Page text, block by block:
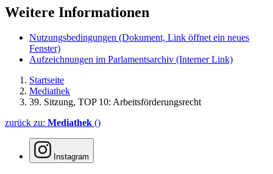
Weitere Informationen
Nutzungsbedingungen (Dokument, Link öffnet ein neues
Fenster)
Aufzeichnungen im Parlamentsarchiv (Interner Link)
Startseite
Mediathek
39. Sitzung, TOP 10: Arbeitsförderungsrecht
zurück zu: Mediathek ()
Instagram